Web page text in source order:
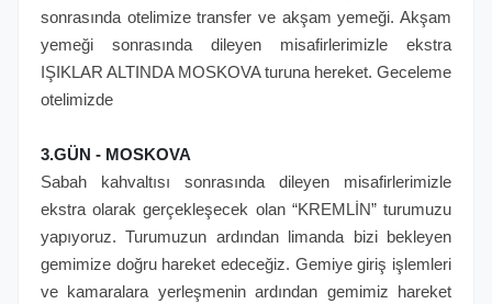
sonrasında otelimize transfer ve akşam yemeği. Akşam
yemeği sonrasında dileyen misafirlerimizle ekstra
IŞIKLAR ALTINDA MOSKOVA turuna hereket. Geceleme
otelimizde
3.GÜN - MOSKOVA
Sabah kahvaltısı sonrasında dileyen misafirlerimizle
ekstra olarak gerçekleşecek olan “KREMLİN” turumuzu
yapıyoruz. Turumuzun ardından limanda bizi bekleyen
gemimize doğru hareket edeceğiz. Gemiye giriş işlemleri
ve kamaralara yerleşmenin ardından gemimiz hareket